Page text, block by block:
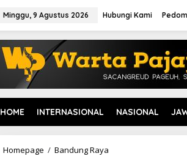
Minggu, 9 Agustus 2026 Hubungi Kami
HOME INTERNASIONAL NASIONAL
Homepage / Bandung Raya